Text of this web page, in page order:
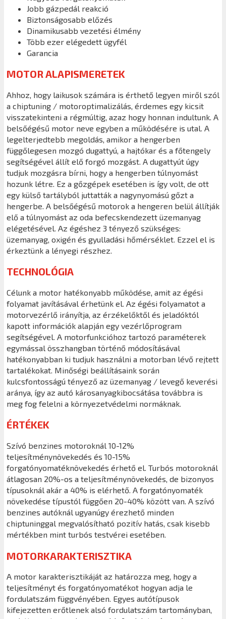
Jobb gázpedál reakció
Biztonságosabb előzés
Dinamikusabb vezetési élmény
Több ezer elégedett ügyfél
Garancia
MOTOR ALAPISMERETEK
Ahhoz, hogy laikusok számára is érthető legyen miről szól
a chiptuning / motoroptimalizálás, érdemes egy kicsit
visszatekinteni a régmúltig, azaz hogy honnan indultunk. A
belsőégésű motor neve egyben a működésére is utal. A
legelterjedtebb megoldás, amikor a hengerben
függőlegesen mozgó dugattyú, a hajtókar és a főtengely
segítségével állít elő forgó mozgást. A dugattyút úgy
tudjuk mozgásra bírni, hogy a hengerben túlnyomást
hozunk létre. Ez a gőzgépek esetében is így volt, de ott
egy külső tartályból juttatták a nagynyomású gőzt a
hengerbe. A belsőégésű motorok a hengeren belül állítják
elő a túlnyomást az oda befecskendezett üzemanyag
elégetésével. Az égéshez 3 tényező szükséges:
üzemanyag, oxigén és gyulladási hőmérséklet. Ezzel el is
érkeztünk a lényegi részhez.
TECHNOLÓGIA
Célunk a motor hatékonyabb működése, amit az égési
folyamat javításával érhetünk el. Az égési folyamatot a
motorvezérlő irányítja, az érzékelőktől és jeladóktól
kapott információk alapján egy vezérlőprogram
segítségével. A motorfunkcióhoz tartozó paraméterek
egymással összhangban történő módosításával
hatékonyabban ki tudjuk használni a motorban lévő rejtett
tartalékokat. Minőségi beállításaink során
kulcsfontosságú tényező az üzemanyag / levegő keverési
aránya, így az autó károsanyagkibocsátása továbbra is
meg fog felelni a környezetvédelmi normáknak.
ÉRTÉKEK
Szívó benzines motoroknál 10-12%
teljesítménynövekedés és 10-15%
forgatónyomatéknövekedés érhető el. Turbós motoroknál
átlagosan 20%-os a teljesítménynövekedés, de bizonyos
típusoknál akár a 40% is elérhető. A forgatónyomaték
növekedése típustól függően 20-40% között van. A szívó
benzines autóknál ugyanúgy érezhető minden
chiptuninggal megvalósítható pozitív hatás, csak kisebb
mértékben mint turbós testvérei esetében.
MOTORKARAKTERISZTIKA
A motor karakterisztikáját az határozza meg, hogy a
teljesítményt és forgatónyomatékot hogyan adja le
fordulatszám függvényében. Egyes autótípusok
kifejezetten erőtlenek alsó fordulatszám tartományban,